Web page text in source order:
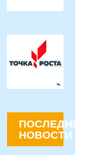
ПОСЛЕДНИЕ
НОВОСТИ